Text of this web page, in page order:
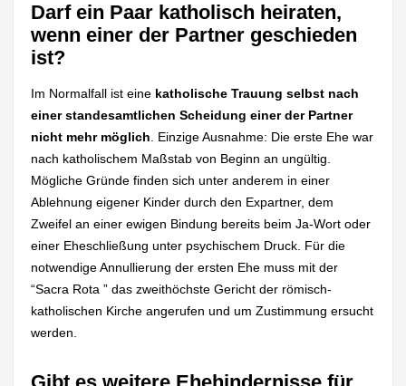
Darf ein Paar katholisch heiraten,
wenn einer der Partner geschieden
ist?
Im Normalfall ist eine katholische Trauung selbst nach
einer standesamtlichen Scheidung einer der Partner
nicht mehr möglich. Einzige Ausnahme: Die erste Ehe war
nach katholischem Maßstab von Beginn an ungültig.
Mögliche Gründe finden sich unter anderem in einer
Ablehnung eigener Kinder durch den Expartner, dem
Zweifel an einer ewigen Bindung bereits beim Ja-Wort oder
einer Eheschließung unter psychischem Druck. Für die
notwendige Annullierung der ersten Ehe muss mit der
“Sacra Rota ” das zweithöchste Gericht der römisch-
katholischen Kirche angerufen und um Zustimmung ersucht
werden.